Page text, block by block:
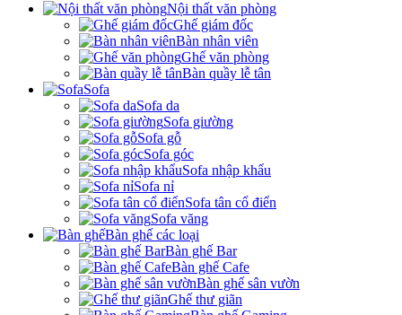
Nội thất văn phòng
Ghế giám đốc
Bàn nhân viên
Ghế văn phòng
Bàn quầy lễ tân
Sofa
Sofa da
Sofa giường
Sofa gỗ
Sofa góc
Sofa nhập khẩu
Sofa nỉ
Sofa tân cổ điển
Sofa văng
Bàn ghế các loại
Bàn ghế Bar
Bàn ghế Cafe
Bàn ghế sân vườn
Ghế thư giãn